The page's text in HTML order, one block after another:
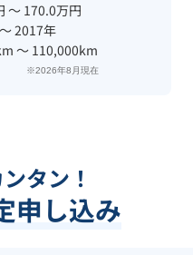
〜 170.0万円
2017年
〜 110,000km
※2026年8月現在
タン！
申し込み